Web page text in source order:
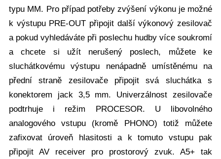
typu MM. Pro případ potřeby zvýšení výkonu je možné
k výstupu PRE-OUT připojit další výkonový zesilovač
a pokud vyhledáváte při poslechu hudby více soukromí
a chcete si užít nerušený poslech, můžete ke
sluchátkovému výstupu nenápadně umístěnému na
přední straně zesilovače připojit svá sluchátka s
konektorem jack 3,5 mm. Univerzálnost zesilovače
podtrhuje i režim PROCESOR. U libovolného
analogového vstupu (kromě PHONO) totiž můžete
zafixovat úroveň hlasitosti a k tomuto vstupu pak
připojit AV receiver pro prostorový zvuk. A5+ tak